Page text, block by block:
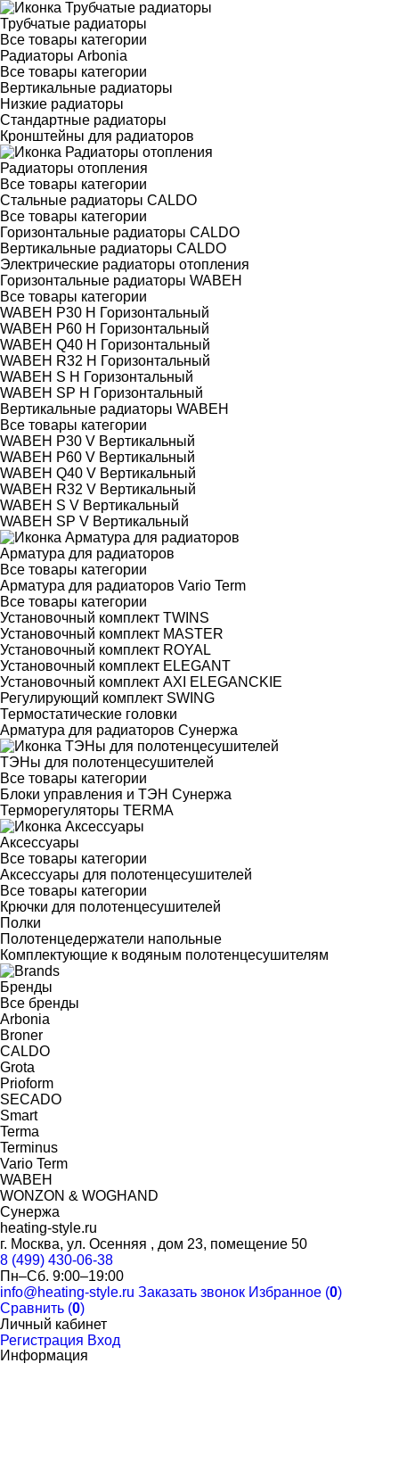
Трубчатые радиаторы
Все товары категории
Радиаторы Arbonia
Все товары категории
Вертикальные радиаторы
Низкие радиаторы
Стандартные радиаторы
Кронштейны для радиаторов
Радиаторы отопления
Все товары категории
Стальные радиаторы CALDO
Все товары категории
Горизонтальные радиаторы CALDO
Вертикальные радиаторы CALDO
Электрические радиаторы отопления
Горизонтальные радиаторы WABEH
Все товары категории
WABEH P30 H Горизонтальный
WABEH P60 H Горизонтальный
WABEH Q40 H Горизонтальный
WABEH R32 H Горизонтальный
WABEH S H Горизонтальный
WABEH SP H Горизонтальный
Вертикальные радиаторы WABEH
Все товары категории
WABEH P30 V Вертикальный
WABEH P60 V Вертикальный
WABEH Q40 V Вертикальный
WABEH R32 V Вертикальный
WABEH S V Вертикальный
WABEH SP V Вертикальный
Арматура для радиаторов
Все товары категории
Арматура для радиаторов Vario Term
Все товары категории
Установочный комплект TWINS
Установочный комплект MASTER
Установочный комплект ROYAL
Установочный комплект ELEGANT
Установочный комплект AXI ELEGANCKIE
Регулирующий комплект SWING
Термостатические головки
Арматура для радиаторов Сунержа
ТЭНы для полотенцесушителей
Все товары категории
Блоки управления и ТЭН Сунержа
Терморегуляторы TERMA
Аксессуары
Все товары категории
Аксессуары для полотенцесушителей
Все товары категории
Крючки для полотенцесушителей
Полки
Полотенцедержатели напольные
Комплектующие к водяным полотенцесушителям
Бренды
Все бренды
Arbonia
Broner
CALDO
Grota
Prioform
SECADO
Smart
Terma
Terminus
Vario Term
WABEH
WONZON & WOGHAND
Сунержа
heating-style.ru
г. Москва, ул. Осенняя , дом 23, помещение 50
8 (499) 430-06-38
Пн–Сб. 9:00–19:00
info@heating-style.ru Заказать звонок Избранное (0)
Сравнить (0)
Личный кабинет
Регистрация Вход
Информация